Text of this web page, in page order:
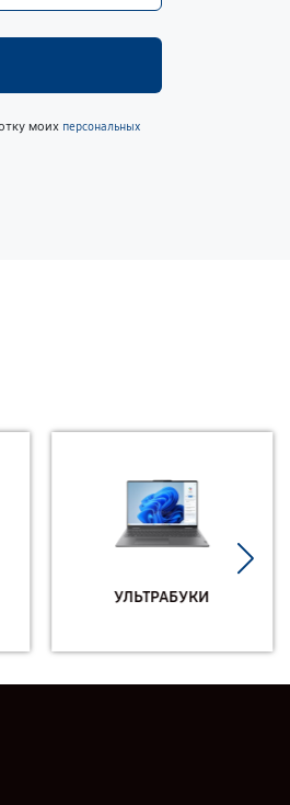
моих персональных
УЛЬТРАБУКИ